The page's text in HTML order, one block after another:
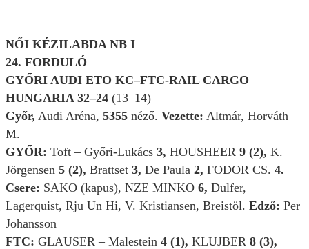
NŐI KÉZILABDA NB I
24. FORDULÓ
GYŐRI AUDI ETO KC–FTC-RAIL CARGO
HUNGARIA 32–24 (13–14)
Győr, Audi Aréna, 5355 néző. Vezette: Altmár, Horváth
M.
GYŐR: Toft – Győri-Lukács 3, HOUSHEER 9 (2), K.
Jörgensen 5 (2), Brattset 3, De Paula 2, FODOR CS. 4.
Csere: SAKO (kapus), NZE MINKO 6, Dulfer,
Lagerquist, Rju Un Hi, V. Kristiansen, Breistöl. Edző: Per
Johansson
FTC: GLAUSER – Malestein 4 (1), KLUJBER 8 (3),